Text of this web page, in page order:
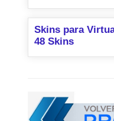
Skins para
48 Skins